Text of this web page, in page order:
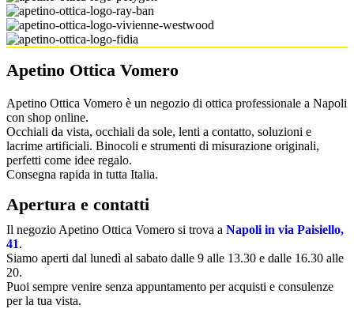
Apetino Ottica Vomero
Apetino Ottica Vomero è un negozio di ottica professionale a Napoli
con shop online.
Occhiali da vista, occhiali da sole, lenti a contatto, soluzioni e
lacrime artificiali. Binocoli e strumenti di misurazione originali,
perfetti come idee regalo.
Consegna rapida in tutta Italia.
Apertura e contatti
Il negozio Apetino Ottica Vomero si trova a Napoli in via Paisiello,
41.
Siamo aperti dal lunedì al sabato dalle 9 alle 13.30 e dalle 16.30 alle
20.
Puoi sempre venire senza appuntamento per acquisti e consulenze
per la tua vista.